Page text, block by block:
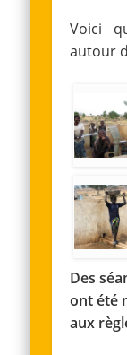
Voici
autour
Des
ont été
aux